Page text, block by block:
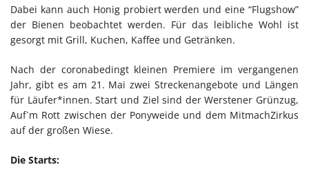
Dabei kann auch Honig probiert werden und eine “Flugshow”
der Bienen beobachtet werden. Für das leibliche Wohl ist
gesorgt mit Grill, Kuchen, Kaffee und Getränken.
Nach der coronabedingt kleinen Premiere im vergangenen
Jahr, gibt es am 21. Mai zwei Streckenangebote und Längen
für Läufer*innen. Start und Ziel sind der Werstener Grünzug,
Auf´m Rott zwischen der Ponyweide und dem MitmachZirkus
auf der großen Wiese.
Die Starts: